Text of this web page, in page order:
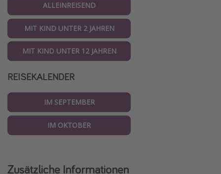
ALLEINREISEND
MIT KIND UNTER 2 JAHREN
MIT KIND UNTER 12 JAHREN
REISEKALENDER
IM SEPTEMBER
IM OKTOBER
Zusätzliche Informationen